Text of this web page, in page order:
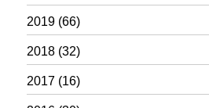
2019(66)
2018(32)
2017(16)